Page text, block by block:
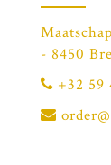
- 8450
+32 59